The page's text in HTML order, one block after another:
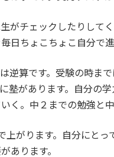
がチェックしたりして
日ちょこちょこ自分で
逆算です。受験の時ま
塾があります。自分の
く。中２までの勉強と
上がります。自分にと
あります。